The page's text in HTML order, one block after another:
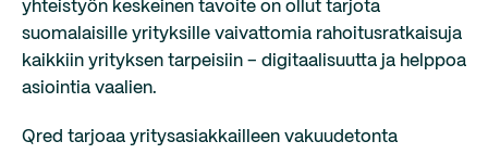
yhteistyön keskeinen tavoite on ollut tarjota
suomalaisille yrityksille vaivattomia rahoitusratkaisuja
kaikkiin yrityksen tarpeisiin – digitaalisuutta ja helppoa
asiointia vaalien.
Qred tarjoaa yritysasiakkailleen vakuudetonta